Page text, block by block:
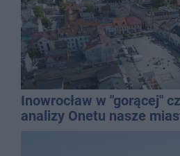
Inowrocław w "gorącej"
analizy Onetu nasze